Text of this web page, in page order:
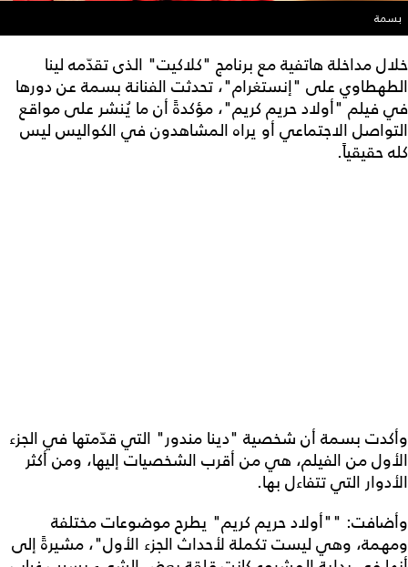
بسمة
خلال مداخلة هاتفية مع برنامج "كلاكيت" الذى تقدّمه لينا
الطهطاوي على "إنستغرام"، تحدثت الفنانة بسمة عن دورها
في فيلم "أولاد حريم كريم"، مؤكدةً أن ما يُنشر على مواقع
التواصل الاجتماعي أو يراه المشاهدون في الكواليس ليس
كله حقيقياً.
وأكدت بسمة أن شخصية "دينا مندور" التي قدّمتها في الجزء
الأول من الفيلم، هي من أقرب الشخصيات إليها، ومن أكثر
الأدوار التي تتفاءل بها.
وأضافت: ""أولاد حريم كريم" يطرح موضوعات مختلفة
ومهمة، وهي ليست تكملة لأحداث الجزء الأول"، مشيرةً إلى